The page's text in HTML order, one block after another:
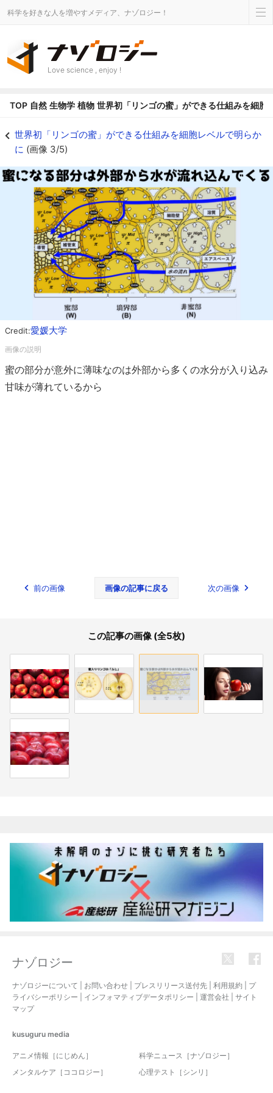
科学を好きな人を増やすメディア、ナゾロジー！
Love science , enjoy !
TOP 自然 生物学 植物 世界初「リンゴの蜜」ができる仕組みを細胞
世界初「リンゴの蜜」ができる仕組みを細胞レベルで明らか
に (画像 3/5)
Credit:愛媛大学
蜜の部分が意外に薄味なのは外部から多くの水分が入り込み
甘味が薄れているから
前の画像 画像の記事に戻る 次の画像
この記事の画像 (全5枚)
ナゾロジー
ナゾロジーについて お問い合わせ プレスリリース送付先 利用規約
プ
ライバシーポリシー
インフォマティブデータポリシー 運営会社
サイト
マップ
kusuguru media
アニメ情報［にじめん］
科学ニュース［ナゾロジー］
メンタルケア［ココロジー］
心理テスト［シンリ］